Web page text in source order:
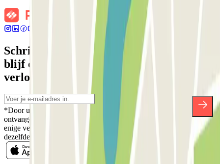
Schrijf je in voor onze nieuwsbrief en
blijf op de hoogte van kortingen,
verlotingen en vele andere verrassingen.
*Door u in te schrijven aanvaardt u ons Privacybeleid voor het
ontvangen van commerciële communicatie van Parclick. Zonder
enige verplichting kunt u zich uitschrijven wanneer u maar wilt in
dezelfde nieuwsbrief.